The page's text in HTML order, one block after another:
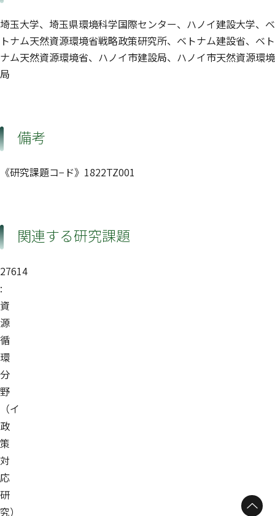
埼玉大学、埼玉県環境科学国際センター、ハノイ建設大学、ベ
トナム天然資源環境省戦略政策研究所、ベトナム建設省、ベト
ナム天然資源環境省、ハノイ市建設局、ハノイ市天然資源環境
局
備考
《研究課題コ−ド》1822TZ001
関連する研究課題
27614
:
資
源
循
環
分
野
（イ
政
策
対
応
研
究）